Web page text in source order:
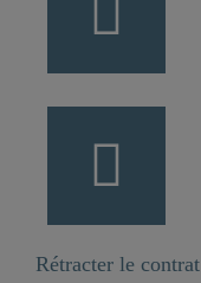
Rétracter le contrat